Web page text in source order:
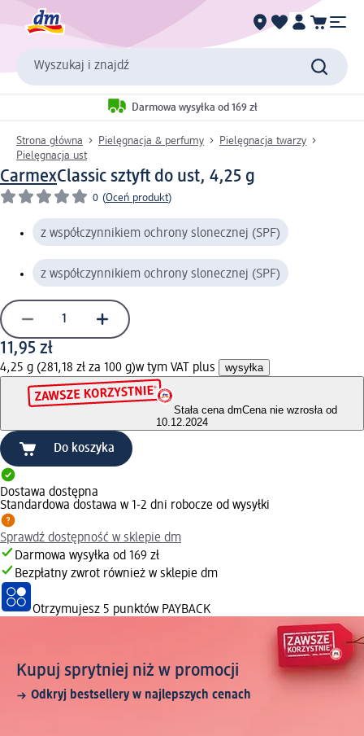
Wyszukaj i znajdź
Darmowa wysyłka od 169 zł
Strona główna Pielęgnacja & perfumy
Pielęgnacja twarzy
Pielęgnacja ust
CarmexClassic sztyft do ust, 4,25 g
0 (Oceń produkt)
z współczynnikiem ochrony slonecznej (SPF)
z współczynnikiem ochrony slonecznej (SPF)
11,95 zł
4,25 g (281,18 zł za 100 g)w tym VAT plus wysyłka
Stała cena dmCena nie wzrosła od
10.12.2024
Do koszyka
Dostawa dostępna
Standardowa dostawa w 1-2 dni robocze od wysyłki
Sprawdź dostępność w sklepie dm
Darmowa wysyłka od 169 zł
Bezpłatny zwrot również w sklepie dm
Otrzymujesz 5 punktów PAYBACK
Kupuj sprytniej niż w promocji
Odkryj bestsellery w najlepszych cenach